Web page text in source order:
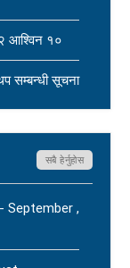
नेपाल
New
आश्विन १०
सम्बन्धी सूचना
सबै हेर्नुहोस
September ,